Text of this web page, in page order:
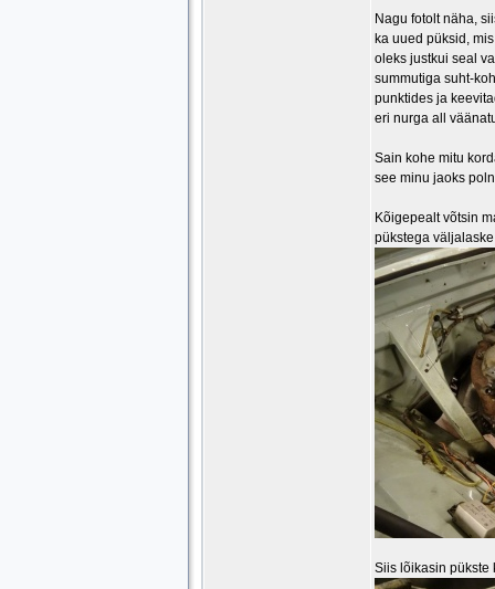
Nagu fotolt näha,
ka uued püksid,
oleks justkui seal
summutiga suht-
punktides ja
eri nurga all
Sain kohe mitu
see minu jaoks
Kõigepealt võtsin
pükstega
Siis lõikasin pükste